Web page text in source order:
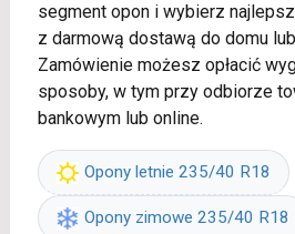
segment opon i wybierz
z darmową dostawą do domu
Zamówienie możesz opłacić
sposoby, w tym przy odbiorze
bankowym lub online.
Opony letnie 235/40 R18
Opony zimowe 235/40 R18